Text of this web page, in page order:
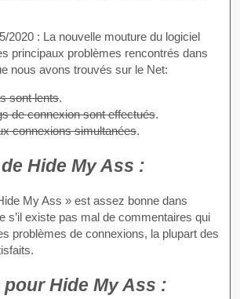
2020 : La nouvelle mouture du logiciel
principaux problèmes rencontrés dans
nous avons trouvés sur le Net:
sont lents.
de connexion sont effectués.
connexions simultanées.
de Hide My Ass :
My Ass » est assez bonne dans
s’il existe pas mal de commentaires qui
problèmes de connexions, la plupart des
pour Hide My Ass :